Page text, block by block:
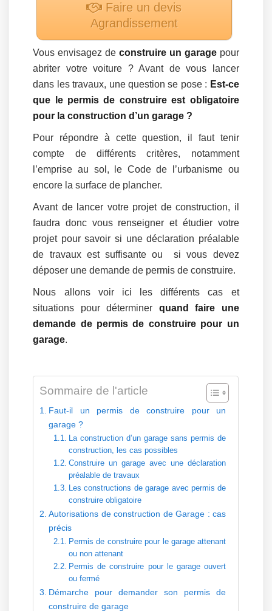
Faire un devis
Agrandissement
Vous envisagez de construire un garagepour
abriter votre voiture ? Avant de vous lancer
dans les travaux, une question se pose : Est-ce
que le permis de construire est obligatoire
pour la construction d’un garage ?
Pour répondre à cette question, il faut tenir
compte de différents critères, notamment
l’emprise au sol, le Code de l’urbanisme ou
encore la surface de plancher.
Avant de lancer votre projet de construction, il
faudra donc vous renseigner et étudier votre
projet pour savoir si une déclaration préalable
de travaux est suffisante ou si vous devez
déposer une demande de permis de construire.
Nous allons voir ici les différents cas et
situations pour déterminer quand faire une
demande de permis de construire pour un
garage.
Sommaire de l'article
Faut-il un permis de construire pour un
garage ?
La construction d’un garage sans permis de
construction, les cas possibles
Construire un garage avec une déclaration
préalable de travaux
Les constructions de garage avec permis de
construire obligatoire
Autorisations de construction de Garage : cas
précis
Permis de construire pour le garage attenant
ou non attenant
Permis de construire pour le garage ouvert
ou fermé
Démarche pour demander son permis de
construire de garage